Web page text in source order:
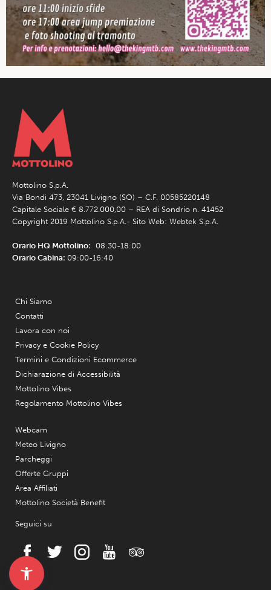
Mottolino S.p.A.
Via Bondi 473, 23041 Livigno (SO) – C.F. 00585220148
Capitale Sociale € 8.772.000,00 – REA di Sondrio n. 41452
Copyright 2019 Mottolino S.p.A.- Sito Web: Webtek S.p.A.
Orario HQ Mottolino: 08:30-18:00
Orario Cabina: 09:00-16:40
Chi Siamo
Contatti
Lavora con noi
Privacy e Cookie Policy
Termini e Condizioni Ecommerce
Dichiarazione di Accessibilità
Mottolino Vibes
Regolamento Mottolino Vibes
Webcam
Meteo Livigno
Parcheggi
Offerte Gruppi
Area Affiliati
Mottolino Società Benefit
Seguici su